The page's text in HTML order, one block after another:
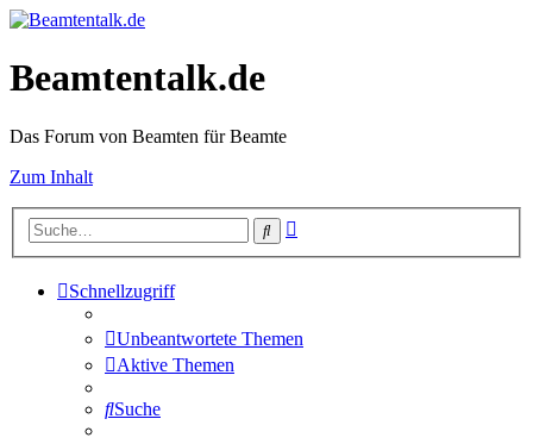
Beamtentalk.de
Das Forum von Beamten für Beamte
Zum Inhalt
Suche
Schnellzugriff
Unbeantwortete Themen
Aktive Themen
Suche